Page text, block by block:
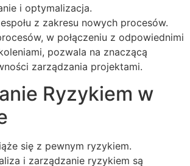
i optymalizacja.
z zakresu nowych procesów.
w połączeniu z odpowiednimi
pozwala na znaczącą
zarządzania projektami.
Ryzykiem w
się z pewnym ryzykiem.
i zarządzanie ryzykiem są